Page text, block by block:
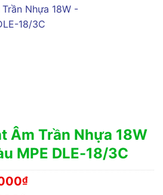
Âm Trần Nhựa 18W
MPE DLE-18/3C
₫